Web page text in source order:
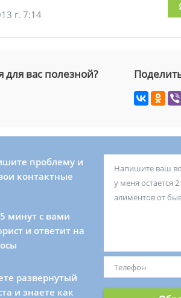
г. 7:14
для вас полезной?
проблему и
контактные
минут с вами
и ответит на
развернутый
и знаете как